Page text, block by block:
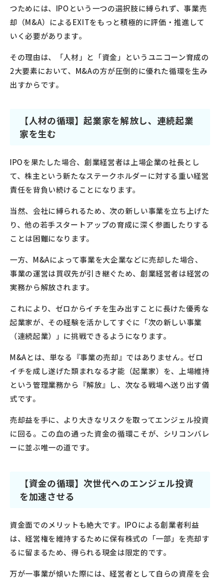
つためには、IPOという一つの選択肢に縛られず、事業売
却（M&A）によるEXITをもっと積極的に評価・推進して
いく必要があります。
その理由は、「人材」と「資金」というユニコーン育成の
2大要素において、M&Aの方が圧倒的に優れた循環を生み
出すからです。
【人材の循環】起業家を解放し、連続起業
家を生む
IPOを果たした場合、創業経営者は上場企業の社長とし
て、株主という新たなステークホルダーに対する重い経営
責任を背負い続けることになります。
当然、会社に縛られるため、次の新しい事業を立ち上げた
り、他の若手スタートアップの育成に深く参画したりする
ことは困難になります。
一方、M&Aによって事業を大企業などに売却した場合、
事業の運営は買収先が引き継ぐため、創業経営者は経営の
実務から解放されます。
これにより、ゼロからイチを生み出すことに長けた優秀な
起業家が、その経験を活かしてすぐに「次の新しい事業
（連続起業）」に挑戦できるようになります。
M&Aとは、単なる『事業の売却』ではありません。ゼロ
イチを成し遂げた類まれなる才能（起業家）を、上場維持
という管理業務から『解放』し、次なる戦場へ送り出す儀
式です。
売却益を手に、より大きなリスクを取ってエンジェル投資
に回る。この血の通った資金の循環こそが、シリコンバレ
ーに並ぶ唯一の道です。
【資金の循環】次世代へのエンジェル投資
を加速させる
資金面でのメリットも絶大です。IPOによる創業者利益
は、経営権を維持するために保有株式の「一部」を売却す
るに留まるため、得られる現金は限定的です。
万が一事業が傾いた際には、経営者として自らの資産を会